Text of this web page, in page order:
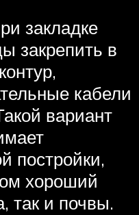
закладке
закрепить в
кабели
вариант
постройки,
хороший
так и почвы.